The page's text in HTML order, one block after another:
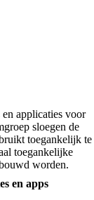
applicaties voor
sloegen de
toegankelijk te
toegankelijke
worden.
en apps